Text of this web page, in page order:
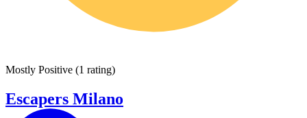
Mostly Positive (1 rating)
Escapers Milano